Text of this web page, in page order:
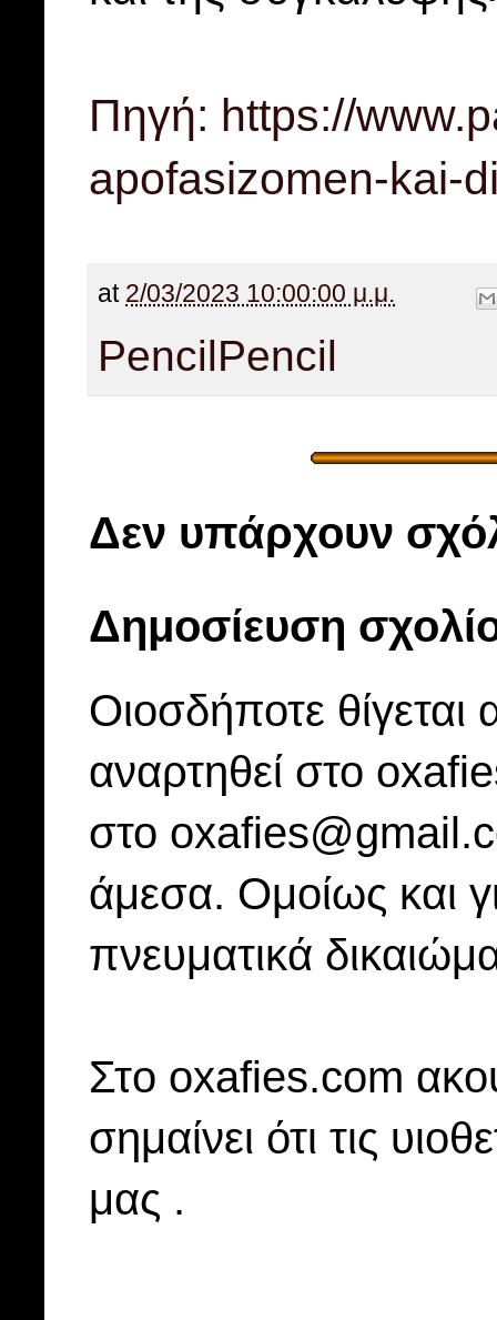
Πηγή: https://
apofasizomen-kai-
at 2/03/2023 10:00:00 μ.μ.
PencilPencil
Δεν υπάρχουν
Δημοσίευση
Οιοσδήποτε
αναρτηθεί στο
στο
άμεσα. Ομοίως και
πνευματικά
Στo oxafies.com
σημαίνει ότι τις
μας .